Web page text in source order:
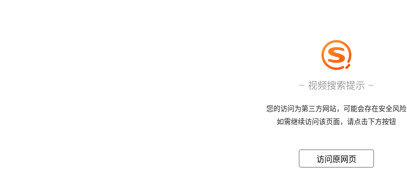
视频搜索提示
您的访问为第三方网站，可能会存在安全风险
如需继续访问该页面，请点击下方按钮
访问原网页